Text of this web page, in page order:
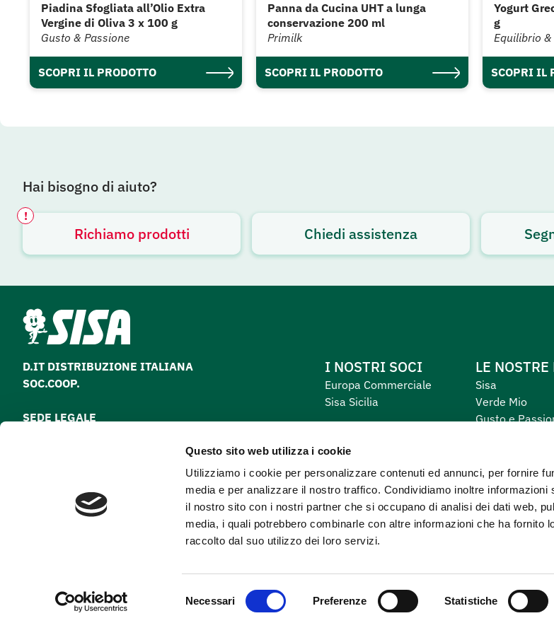
Questo sito web utilizza i cookie
Utilizziamo i cookie per personalizzare contenuti ed annunci, per fornire
media e per analizzare il nostro traffico. Condividiamo inoltre informazioni
il nostro sito con i nostri partner che si occupano di analisi dei dati web,
media, i quali potrebbero combinarle con altre informazioni che ha fornito
raccolto dal suo utilizzo dei loro servizi.
Necessari Preferenze Statistiche
Piadina Sfogliata all’Olio Extra
Vergine di Oliva 3 x 100 g
Gusto & Passione
SCOPRI IL PRODOTTO
Panna da Cucina UHT a lunga
conservazione 200 ml
Primilk
SCOPRI IL PRODOTTO
Yogurt
g
Equilibrio &
SCOPRI IL
Hai bisogno di aiuto?
Richiamo prodotti
!
Avviso attivo
Chiedi assistenza
D.IT DISTRIBUZIONE ITALIANA
SOC.COOP.
SEDE LEGALE
di Bologna
I NOSTRI SOCI
Europa Commerciale
Sisa Sicilia
LE
Sisa
Verde Mio
Gusto e